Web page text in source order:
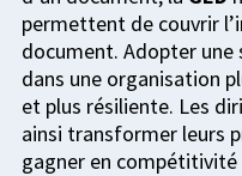
permettent de couvrir
document. Adopter une
dans une organisation
et plus résiliente. Les
ainsi transformer leurs
gagner en compétitivité